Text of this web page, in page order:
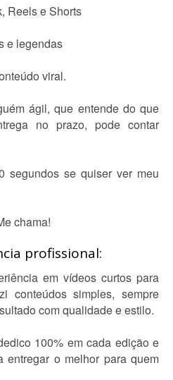
Reels e Shorts
e legendas
viral.
ágil, que entende do que
no prazo, pode contar
segundos se quiser ver meu
chama!
profissional:
em vídeos curtos para
conteúdos simples, sempre
com qualidade e estilo.
100% em cada edição e
entregar o melhor para quem